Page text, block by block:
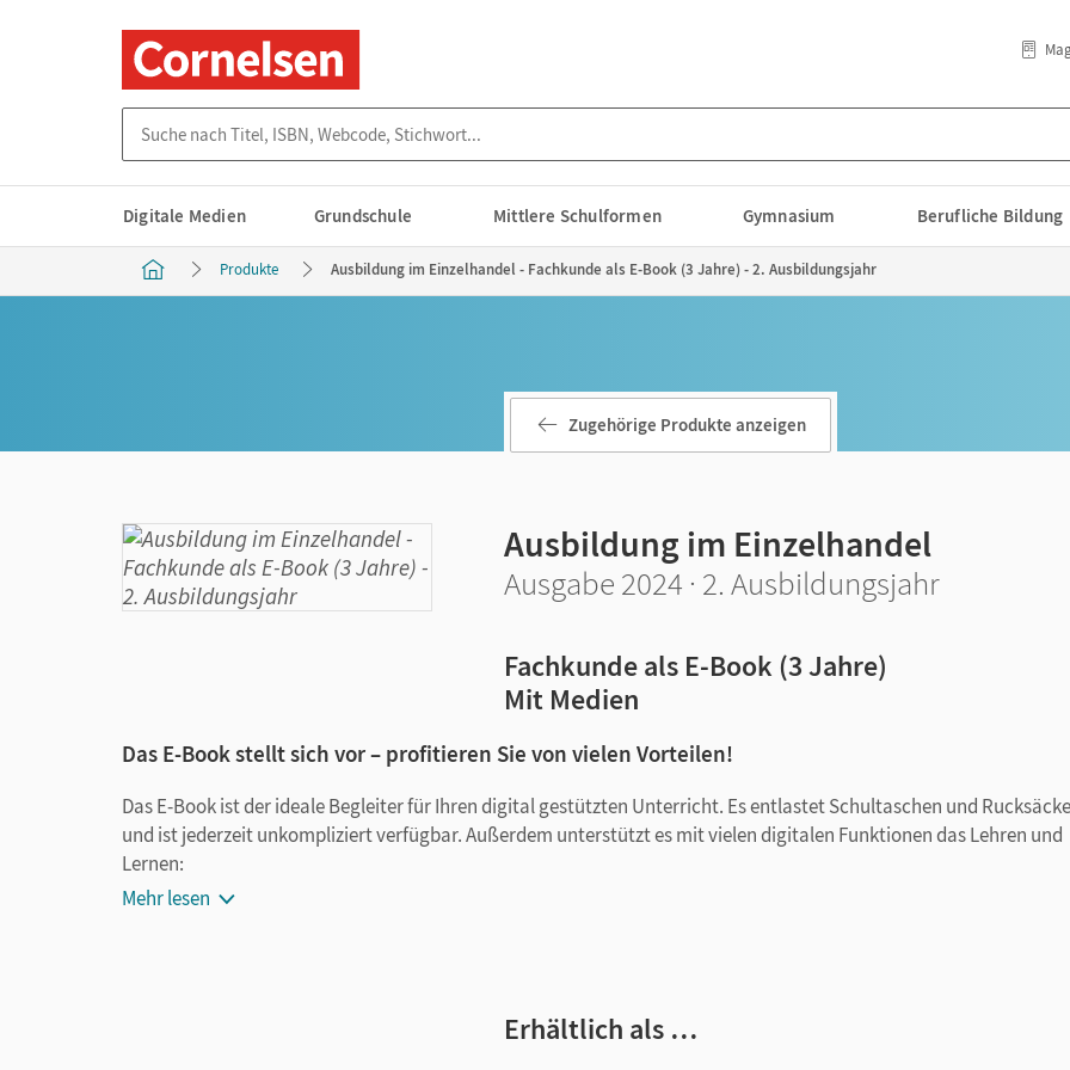
Digitale Medien Grundschule Mittlere Schulformen Gymnasium Berufliche Bildung
Produkte Ausbildung im Einzelhandel - Fachkunde als E-Book (3 Jahre) - 2. Ausbildungsjahr
Zugehörige Produkte anzeigen
Ausbildung im Einzelhandel
Ausgabe 2024 · 2. Ausbildungsjahr
Fachkunde als E-Book (3 Jahre)
Mit Medien
Das E-Book stellt sich vor – profitieren Sie von vielen Vorteilen!
Das E-Book ist der ideale Begleiter für Ihren digital gestützten Unterricht. Es entlastet Schultaschen und Rucksäcke
und ist jederzeit unkompliziert verfügbar. Außerdem unterstützt es mit vielen digitalen Funktionen das Lehren und
Lernen:
Mehr lesen
Erhältlich als …